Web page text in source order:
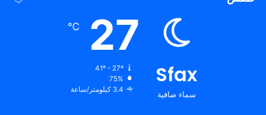
Sfax
سماء صافية
27
℃
41º - 27º
75%
3.4 كيلومتر/ساعة